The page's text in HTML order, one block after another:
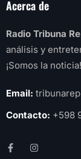
Acerca de
Radio Tribuna
análisis y
¡Somos la noticia!
Email:
Contacto: +598